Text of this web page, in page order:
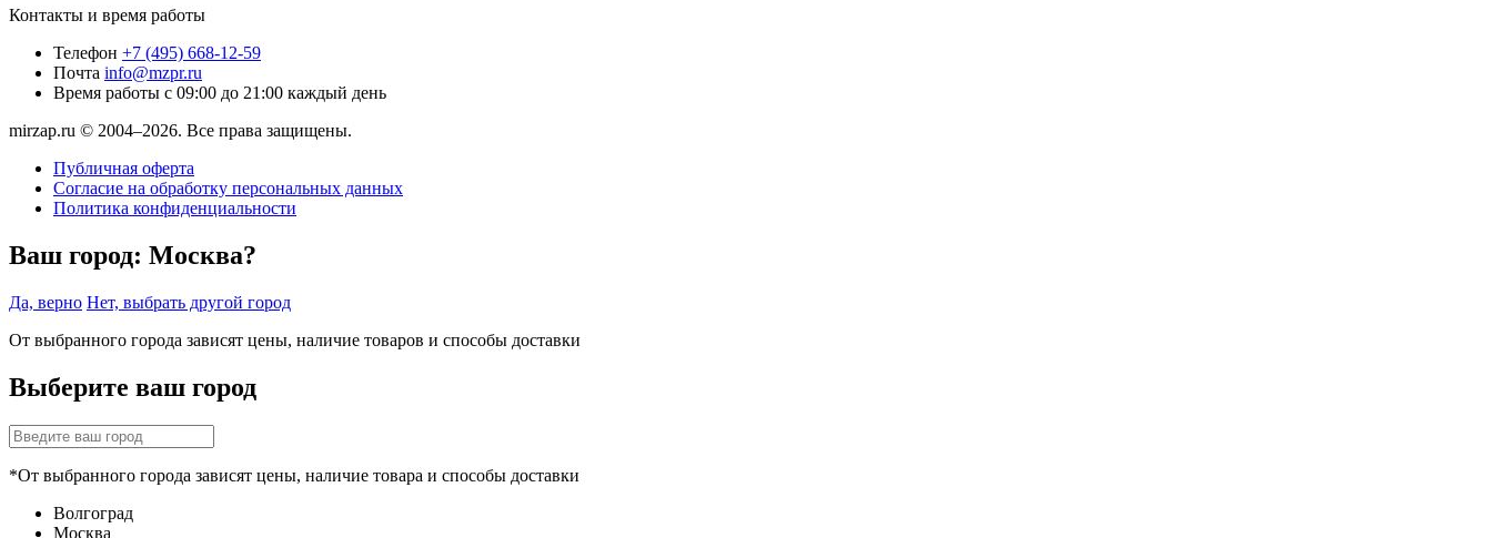
Контакты и время работы
Телефон +7 (495) 668-12-59
Почта info@mzpr.ru
Время работы с 09:00 до 21:00 каждый день
mirzap.ru © 2004–2026. Все права защищены.
Публичная оферта
Согласие на обработку персональных данных
Политика конфиденциальности
Ваш город: Москва?
Да, верно Нет, выбрать другой город
От выбранного города зависят цены, наличие товаров и способы доставки
Выберите ваш город
*От выбранного города зависят цены, наличие товара и способы доставки
Волгоград
Москва